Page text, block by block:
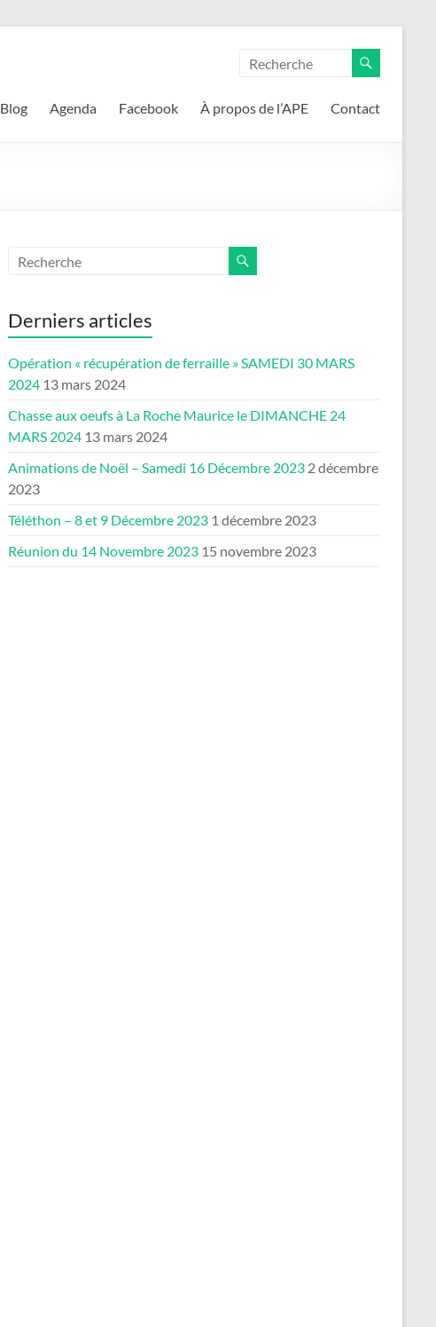
Blog Agenda Facebook À propos de l’APE Contact
Derniers articles
Opération « récupération de ferraille » SAMEDI 30 MARS
2024 13 mars 2024
Chasse aux oeufs à La Roche Maurice le DIMANCHE 24
MARS 2024 13 mars 2024
Animations de Noël – Samedi 16 Décembre 2023 2 décembre
2023
Téléthon – 8 et 9 Décembre 2023 1 décembre 2023
Réunion du 14 Novembre 2023 15 novembre 2023